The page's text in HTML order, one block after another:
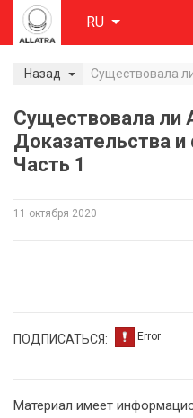
RU
Назад
Существовала ли
Доказательства
Часть 1
11 октября 2020
ПОДПИСАТЬСЯ:
Материал имеет